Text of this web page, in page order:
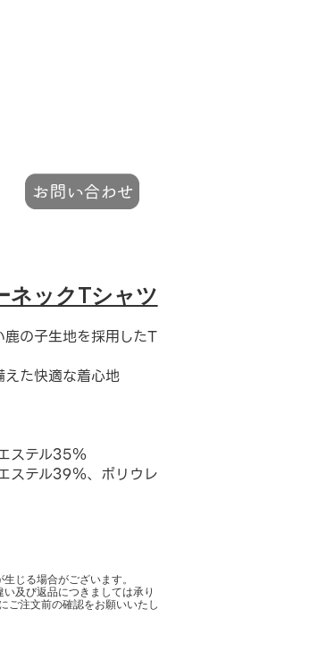
ネックTシャツ
の子生地を採用したT
た快適な着心地
ステル35％
ステル39％、ポリウレ
じる場合がございます。
及び返品につきましては承り
ご注文前の確認をお願いいたし